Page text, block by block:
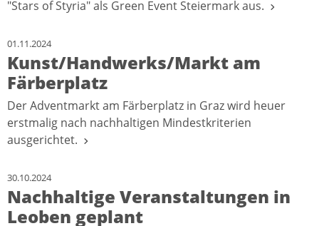
"Stars of Styria" als Green Event Steiermark aus.
01.11.2024
Kunst/Handwerks/Markt am
Färberplatz
Der Adventmarkt am Färberplatz in Graz wird heuer
erstmalig nach nachhaltigen Mindestkriterien
ausgerichtet.
30.10.2024
Nachhaltige Veranstaltungen in
Leoben geplant